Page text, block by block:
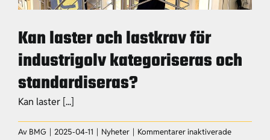
Kan laster och lastkrav för
industrigolv kategoriseras och
standardiseras?
Kan laster [...]
Av BMG | 2025-04-11 | Nyheter | Kommentarer inaktiveradeför